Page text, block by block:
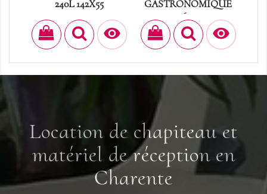
240L 142X55
Prix
40,00 €

GASTRONOMIQUE
Prix
3,60 €

Location de chapiteau et
matériel de réception en
Charente